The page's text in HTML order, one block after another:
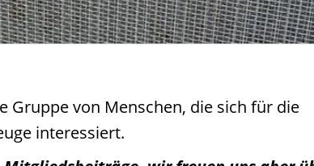
Gruppe von Menschen, die sich für die
interessiert.